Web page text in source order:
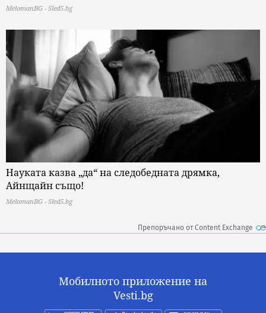
MelomanBG - Sled5.bg
Науката казва „да“ на следобедната дрямка,
Айнщайн също!
MelomanBG - Sled5.bg
Препоръчано от Content Exchange
Мобилното приложение на
Vesti.bg